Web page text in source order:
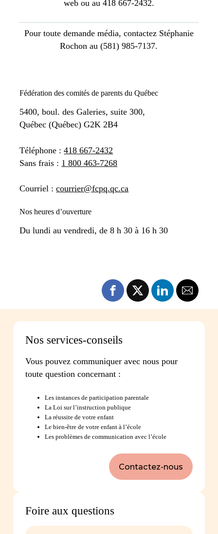
web ou au 418 667-2432.
Pour toute demande média, contactez Stéphanie
Rochon au (581) 985-7137.
Fédération des comités de parents du Québec
5400, boul. des Galeries, suite 300,
Québec (Québec) G2K 2B4
Téléphone :418 667-2432
Sans frais : 1 800 463-7268
Courriel :courrier@fcpq.qc.ca
Nos heures d’ouverture
Du lundi au vendredi, de 8 h 30 à 16 h 30
Nos services-conseils
Vous pouvez communiquer avec nous pour
toute question concernant :
Les instances de participation parentale
La Loi sur l’instruction publique
La réussite de votre enfant
Le bien-être de votre enfant à l’école
Les problèmes de communication avec l’école
Contactez-nous
Foire aux questions